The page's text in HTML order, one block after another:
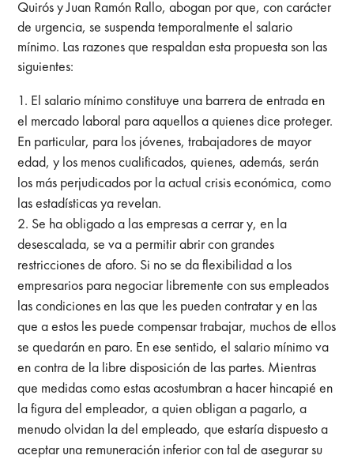
Quirós y Juan Ramón Rallo, abogan por que, con carácter
de urgencia, se suspenda temporalmente el salario
mínimo. Las razones que respaldan esta propuesta son las
siguientes:
El salario mínimo constituye una barrera de entrada en
el mercado laboral para aquellos a quienes dice proteger.
En particular, para los jóvenes, trabajadores de mayor
edad, y los menos cualificados, quienes, además, serán
los más perjudicados por la actual crisis económica, como
las estadísticas ya revelan.
Se ha obligado a las empresas a cerrar y, en la
desescalada, se va a permitir abrir con grandes
restricciones de aforo. Si no se da flexibilidad a los
empresarios para negociar libremente con sus empleados
las condiciones en las que les pueden contratar y en las
que a estos les puede compensar trabajar, muchos de ellos
se quedarán en paro. En ese sentido, el salario mínimo va
en contra de la libre disposición de las partes. Mientras
que medidas como estas acostumbran a hacer hincapié en
la figura del empleador, a quien obligan a pagarlo, a
menudo olvidan la del empleado, que estaría dispuesto a
aceptar una remuneración inferior con tal de asegurar su